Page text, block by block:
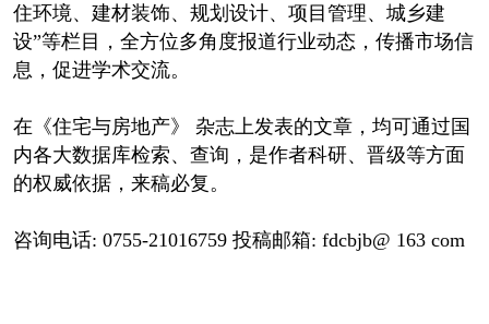
住环境、建材装饰、规划设计、项目管理、城乡建
设”等栏目，全方位多角度报道行业动态，传播市场信
息，促进学术交流。
在《住宅与房地产》 杂志上发表的文章，均可通过国
内各大数据库检索、查询，是作者科研、晋级等方面
的权威依据，来稿必复。
咨询电话: 0755-21016759 投稿邮箱: fdcbjb@ 163 com